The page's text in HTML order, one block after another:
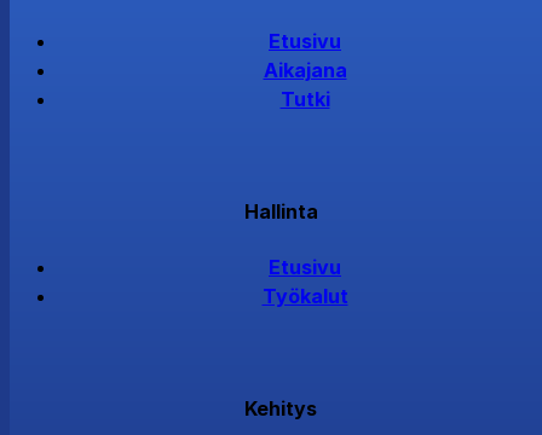
Etusivu
Aikajana
Tutki
Hallinta
Etusivu
Työkalut
Kehitys